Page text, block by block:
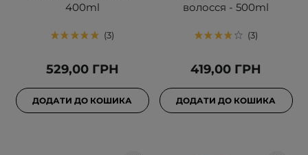
400ml
3
529,00 ГРН
ДОДАТИ ДО КОШИКА
волосся - 500ml
3
419,00 ГРН
ДОДАТИ ДО КОШИКА